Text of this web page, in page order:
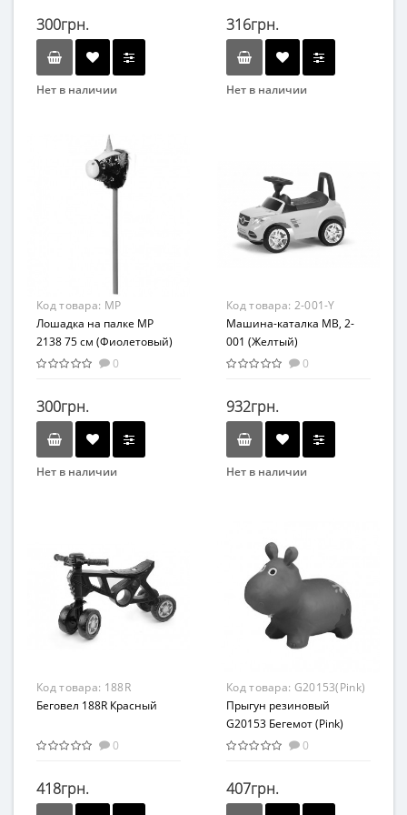
300грн.
Нет в наличии
Развлекательные
316грн.
Нет в наличии
от 3 лет
Материал
Резина
Код товара: MP
2138(Violet)
Лошадка на палке MP
2138 75 см (Фиолетовый)
0
300грн.
Нет в наличии
Развлекательные
Возраст
от 3 лет
Материал
Код товара: 2-001-Y
Машина-каталка MB, 2-
001 (Желтый)
0
932грн.
Нет в наличии
Код товара: 188R
Беговел 188R Красный
0
418грн.
Код товара: G20153(Pink)
Прыгун резиновый
G20153 Бегемот (Pink)
0
407грн.